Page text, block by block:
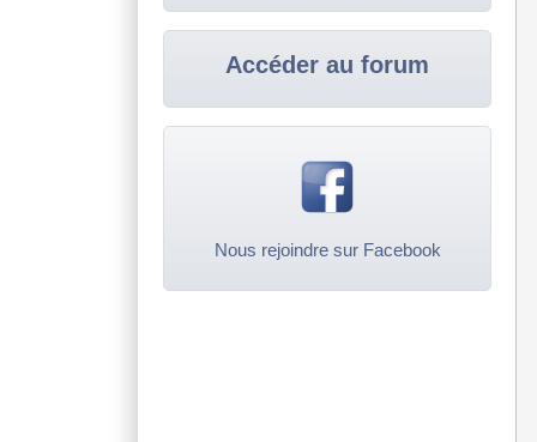
Accéder au forum
Nous rejoindre sur Facebook